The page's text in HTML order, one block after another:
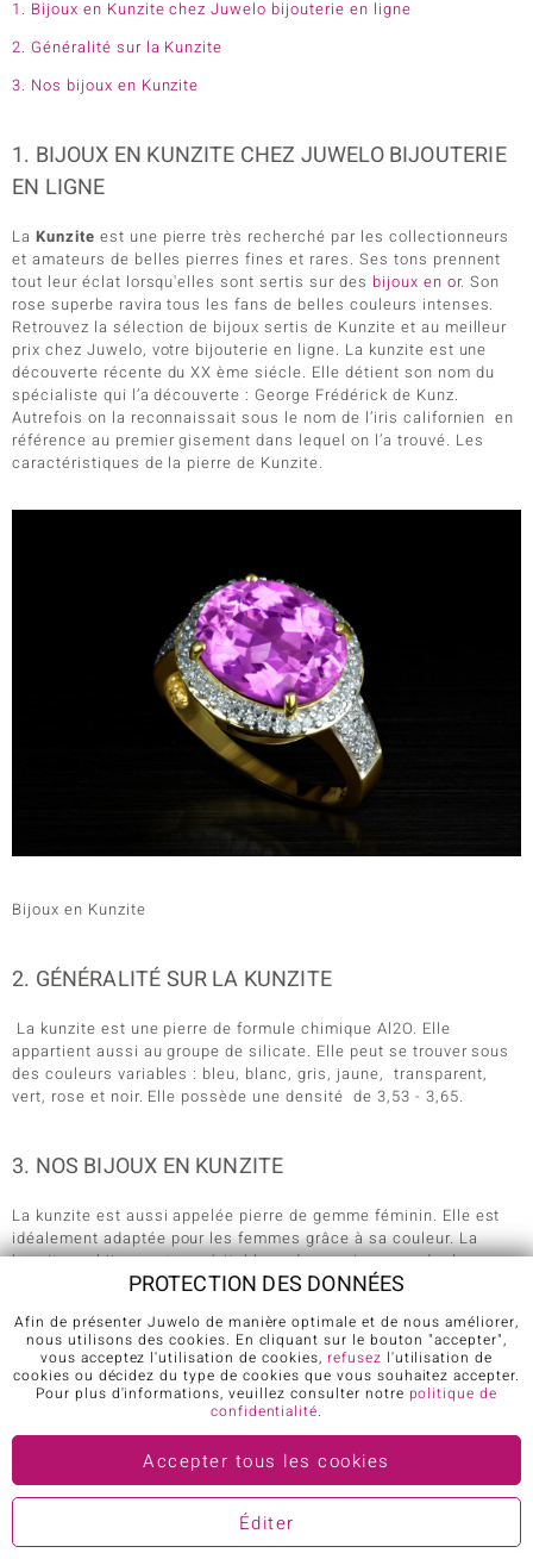
1. Bijoux en Kunzite chez Juwelo bijouterie en ligne
2. Généralité sur la Kunzite
3. Nos bijoux en Kunzite
1. BIJOUX EN KUNZITE CHEZ JUWELO BIJOUTERIE
EN LIGNE
La Kunzite est une pierre très recherché par les collectionneurs
et amateurs de belles pierres fines et rares. Ses tons prennent
tout leur éclat lorsqu'elles sont sertis sur des bijoux en or. Son
rose superbe ravira tous les fans de belles couleurs intenses.
Retrouvez la sélection de bijoux sertis de Kunzite et au meilleur
prix chez Juwelo, votre bijouterie en ligne. La kunzite est une
découverte récente du XX ème siécle. Elle détient son nom du
spécialiste qui l’a découverte : George Frédérick de Kunz.
Autrefois on la reconnaissait sous le nom de l’iris californien en
référence au premier gisement dans lequel on l’a trouvé. Les
caractéristiques de la pierre de Kunzite.
Bijoux en Kunzite
2. GÉNÉRALITÉ SUR LA KUNZITE
La kunzite est une pierre de formule chimique Al2O. Elle
appartient aussi au groupe de silicate. Elle peut se trouver sous
des couleurs variables : bleu, blanc, gris, jaune, transparent,
vert, rose et noir. Elle possède une densité de 3,53 - 3,65.
3. NOS BIJOUX EN KUNZITE
La kunzite est aussi appelée pierre de gemme féminin. Elle est
idéalement adaptée pour les femmes grâce à sa couleur. La
kunzite en bijoux est un véritable cadeau qui surprendra les
femmes. L’éclat de la couleur transparente rose de la kunzite
proposons plusieurs modèles de bijoux qui peuvent être une
bague, des boucles d’oreille ou un collier. Pour vous messieurs,
vous désirez surprendre votre femme ou votre fiancée ou une
personne très importante dans votre vie. Consultez notre
catalogue en ligne, vous y trouverez certainement un présent qui
étonnera cette personne. Pour les dames qui désirent affirmer sa
féminité, un bijou orné de Jaspe est fait pour vous. En le portant
non seulement vous vous démarquerez mais vous affirmez aussi
votre personnalité. Venez visiter notre collection d’ornements
avec la pierre d’unité. Vous y verrez les bijoux qui correspondront
PROTECTION DES DONNÉES
Afin de présenter Juwelo de manière optimale et de nous améliorer,
nous utilisons des cookies. En cliquant sur le bouton "accepter",
vous acceptez l'utilisation de cookies, refusez l'utilisation de
cookies ou décidez du type de cookies que vous souhaitez accepter.
Pour plus d'informations, veuillez consulter notre politique de
confidentialité.
Accepter tous les cookies
Éditer